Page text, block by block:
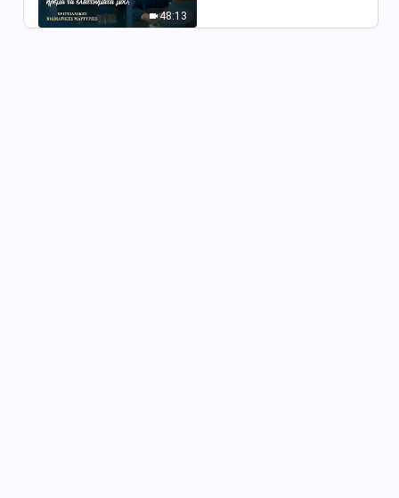
48:13
κατωτερότητας